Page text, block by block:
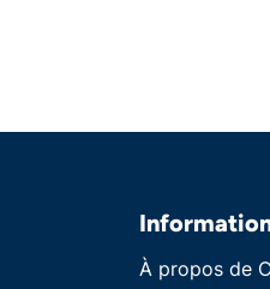
À propos de